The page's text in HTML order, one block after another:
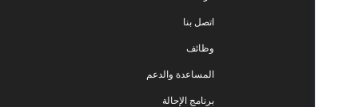
المساعدة والدعم
برنامج الإحالة